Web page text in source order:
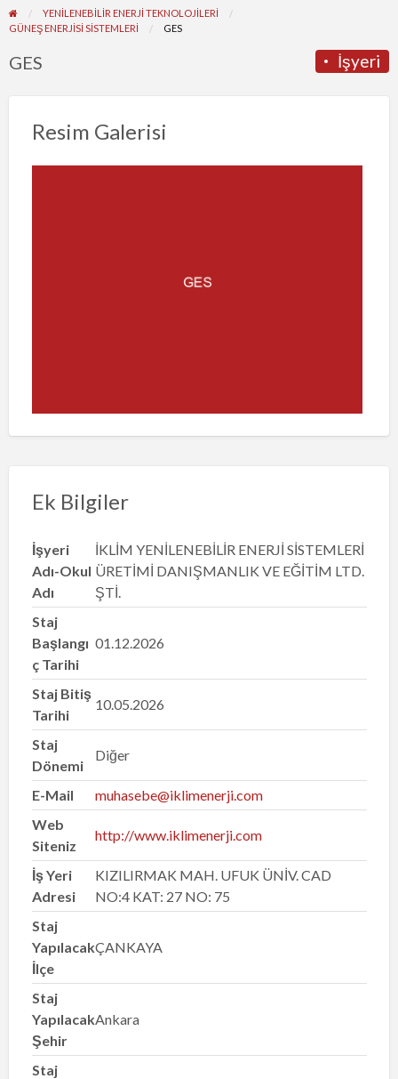
YENİLENEBİLİR ENERJİ TEKNOLOJİLERİ
GÜNEŞ ENERJISI SISTEMLERI
GES
İşyeri
GES
Resim Galerisi
Ek Bilgiler
İşyeri
Adı-Okul
Adı
İKLİM YENİLENEBİLİR ENERJİ SİSTEMLERİ
ÜRETİMİ DANIŞMANLIK VE EĞİTİM LTD.
ŞTİ.
Staj
Başlangı
ç Tarihi
01.12.2026
Staj Bitiş
Tarihi
10.05.2026
Staj
Dönemi
Diğer
E-Mail
muhasebe@iklimenerji.com
Web
Siteniz
http://www.iklimenerji.com
İş Yeri
Adresi
KIZILIRMAK MAH. UFUK ÜNİV. CAD
NO:4 KAT: 27 NO: 75
Staj
Yapılacak
İlçe
ÇANKAYA
Staj
Yapılacak
Şehir
Ankara
Staj